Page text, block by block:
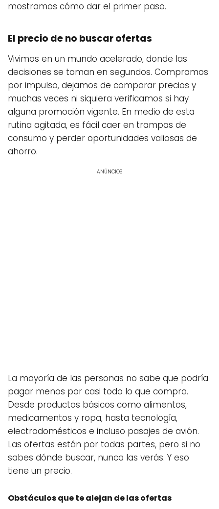
mostramos cómo dar el primer paso.
El precio de no buscar ofertas
Vivimos en un mundo acelerado, donde las
decisiones se toman en segundos. Compramos
por impulso, dejamos de comparar precios y
muchas veces ni siquiera verificamos si hay
alguna promoción vigente. En medio de esta
rutina agitada, es fácil caer en trampas de
consumo y perder oportunidades valiosas de
ahorro.
ANÚNCIOS
La mayoría de las personas no sabe que podría
pagar menos por casi todo lo que compra.
Desde productos básicos como alimentos,
medicamentos y ropa, hasta tecnología,
electrodomésticos e incluso pasajes de avión.
Las ofertas están por todas partes, pero si no
sabes dónde buscar, nunca las verás. Y eso
tiene un precio.
Obstáculos que te alejan de las ofertas